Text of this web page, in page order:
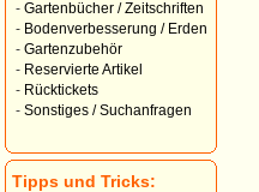
- Gartenbücher / Zeitschriften
- Bodenverbesserung / Erden
- Gartenzubehör
- Reservierte Artikel
- Rücktickets
- Sonstiges / Suchanfragen
Tipps und Tricks: